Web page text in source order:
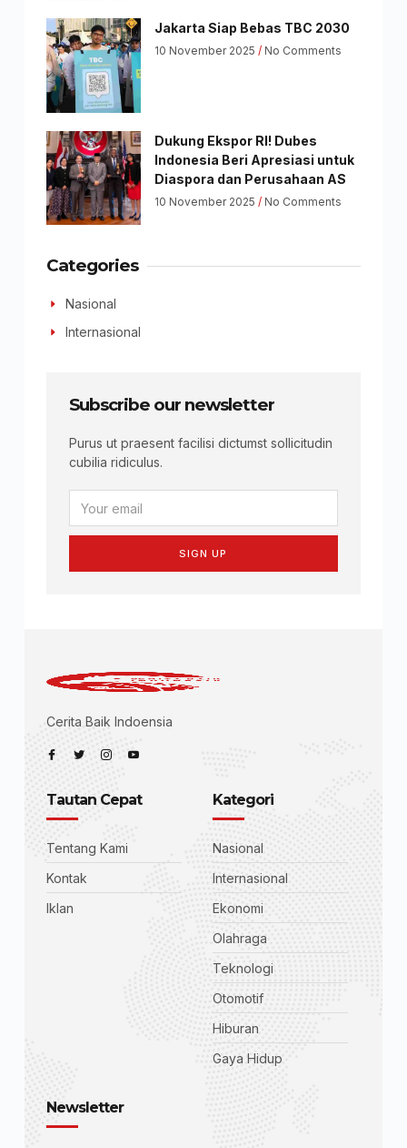
Jakarta Siap Bebas TBC 2030
10 November 2025 No Comments
Dukung Ekspor RI! Dubes
Indonesia Beri Apresiasi untuk
Diaspora dan Perusahaan AS
10 November 2025 No Comments
Categories
Nasional
Internasional
Subscribe our newsletter
Purus ut praesent facilisi dictumst sollicitudin
cubilia ridiculus.
SIGN UP
Cerita Baik Indoensia
Tautan Cepat
Tentang Kami
Kontak
Iklan
Kategori
Nasional
Internasional
Ekonomi
Olahraga
Teknologi
Otomotif
Hiburan
Gaya Hidup
Newsletter